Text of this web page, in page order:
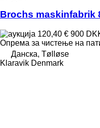
Brochs maskinfabrik
120,40 € 900
Опрема за чистење на
Данска, Tølløse
Klaravik Denmark